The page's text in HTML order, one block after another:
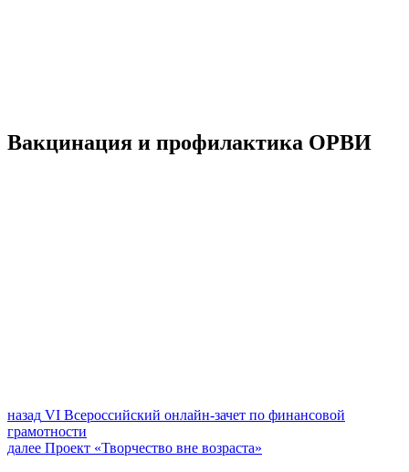
Вакцинация и профилактика ОРВИ
Навигация
по
назад Предыдущая
запись:
VI Всероссийский онлайн-зачет по финансовой
грамотности
далее Следующая
Проект «Творчество вне возраста»